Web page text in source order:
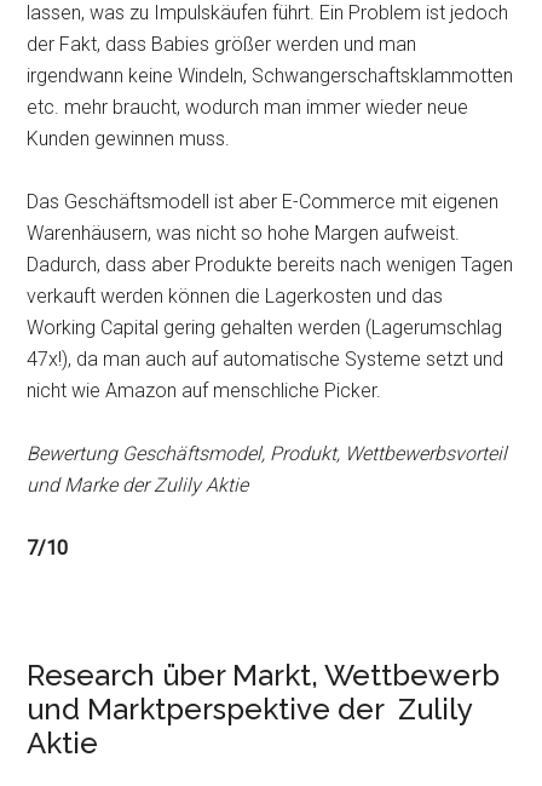
lassen, was zu Impulskäufen führt. Ein Problem ist jedoch
der Fakt, dass Babies größer werden und man
irgendwann keine Windeln, Schwangerschaftsklammotten
etc. mehr braucht, wodurch man immer wieder neue
Kunden gewinnen muss.
Das Geschäftsmodell ist aber E-Commerce mit eigenen
Warenhäusern, was nicht so hohe Margen aufweist.
Dadurch, dass aber Produkte bereits nach wenigen Tagen
verkauft werden können die Lagerkosten und das
Working Capital gering gehalten werden (Lagerumschlag
47x!), da man auch auf automatische Systeme setzt und
nicht wie Amazon auf menschliche Picker.
Bewertung Geschäftsmodel, Produkt, Wettbewerbsvorteil
und Marke der Zulily Aktie
7/10
Research über Markt, Wettbewerb
und Marktperspektive der Zulily
Aktie